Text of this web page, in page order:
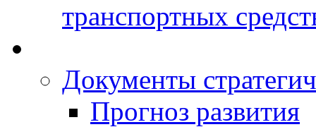
транспортных
Документы
Прогноз развития